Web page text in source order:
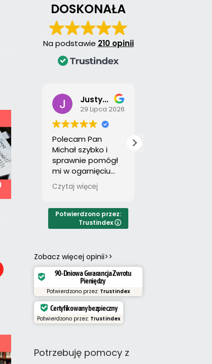
DOSKONAŁA
Na podstawie 210 opinii
Justyna Sobołtyńska
29 Lipca 2026
Polecam Pan
Michał szybko i
sprawnie pomógł
mi w ogarnięciu
pracy.Polecam z
całego serca.
Czytaj więcej
Potwierdzono przez:
Trustindex
Zobacz więcej opinii>>
90-Dniowa Gwarancja Zwrotu
Pieniędzy
Potwierdzono przez: Trustindex
Certyfikowany bezpieczny
Potwierdzono przez: Trustindex
Potrzebuję pomocy z